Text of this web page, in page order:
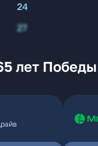
24
27
лет Победы